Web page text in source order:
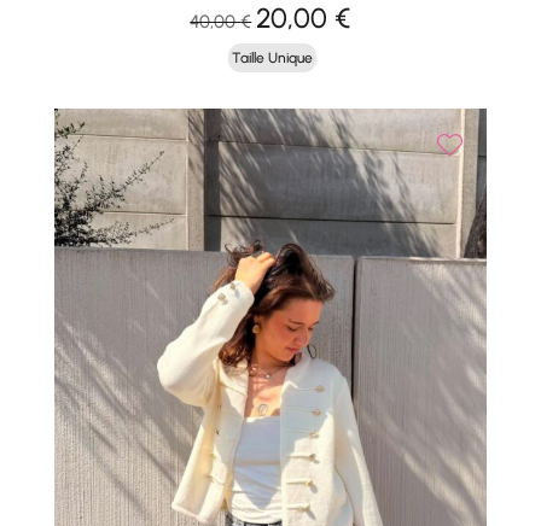
40,00€ Le
prix
initial
était :
40,00 €.
20,00 €Le
est :
20,00 €.
Taille Unique